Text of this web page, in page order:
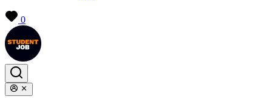
0